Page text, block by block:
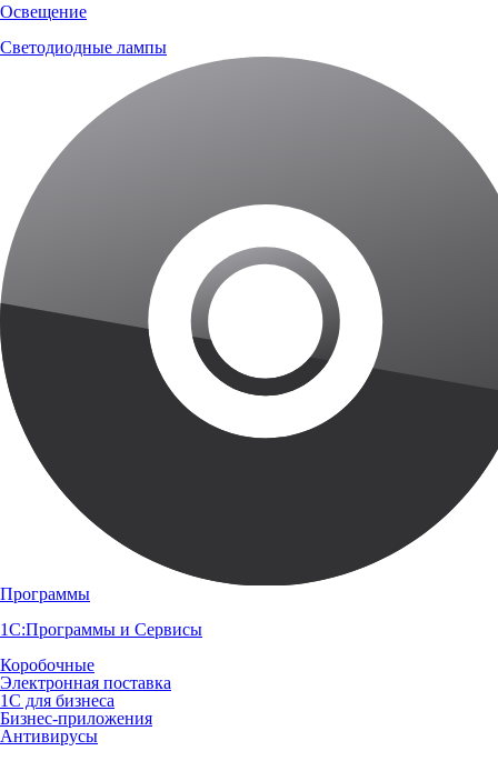
Освещение
Светодиодные лампы
Программы
1С:Программы и Сервисы
Коробочные
Электронная поставка
1С для бизнеса
Бизнес-приложения
Антивирусы